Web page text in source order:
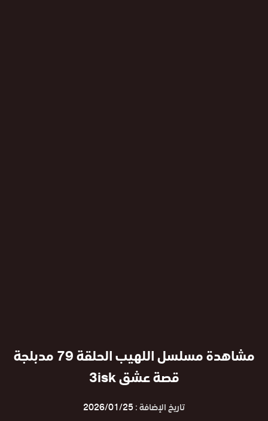
مشاهدة مسلسل اللهيب الحلقة 79 مدبلجة
قصة عشق 3isk
تاريخ الإضافة :2026/01/25